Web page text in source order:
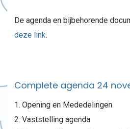
De agenda en bijbehorende
deze link.
Complete agenda 24
Opening en Mededelingen
Vaststelling agenda